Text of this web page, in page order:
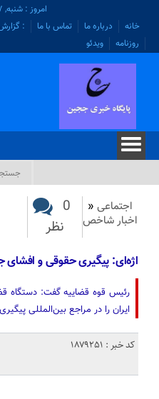
امروز : شنبه, ۱۷ مرداد , ۱۴۰۵
خانه
درباره ما تماس با ما :
روزنامه
ویدئو
اجتماعی «
اخبار شاخص
0
نظر
اژه‌ای: پیگیری حقوقی و افشای
رئیس قوه قضاییه گفت: دستگاه
ایران را در مراجع بین‌المللی
کد خبر : 1879251